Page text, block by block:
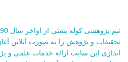
تحقیقات و پژوهش را به صورت آنلاین
اندازی این سایت ارائه خدمات علمی و